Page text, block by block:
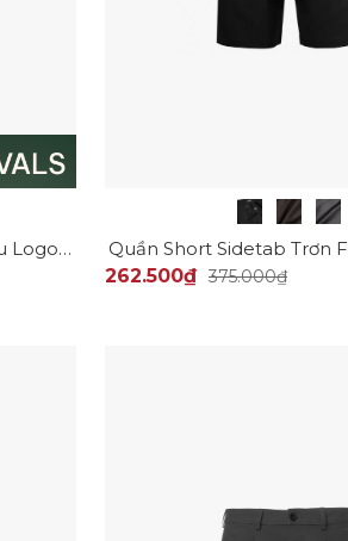
Quần Short Thể Thao 6inch Thêu Logo 4m Form Relax QS082
262.500₫ 375.000₫